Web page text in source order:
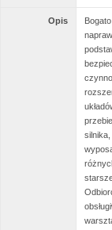
Opis